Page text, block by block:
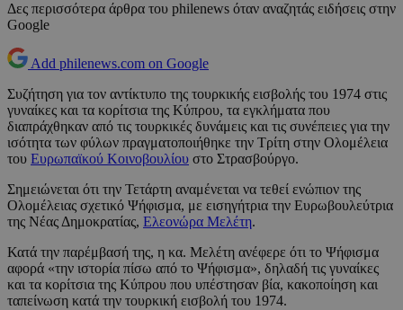
Δες περισσότερα άρθρα του philenews όταν αναζητάς ειδήσεις στην
Google
Add philenews.com on Google
Συζήτηση για τον αντίκτυπο της τουρκικής εισβολής του 1974 στις
γυναίκες και τα κορίτσια της Κύπρου, τα εγκλήματα που
διαπράχθηκαν από τις τουρκικές δυνάμεις και τις συνέπειες για την
ισότητα των φύλων πραγματοποιήθηκε την Τρίτη στην Ολομέλεια
του Ευρωπαϊκού Κοινοβουλίου στο Στρασβούργο.
Σημειώνεται ότι την Τετάρτη αναμένεται να τεθεί ενώπιον της
Ολομέλειας σχετικό Ψήφισμα, με εισηγήτρια την Ευρωβουλεύτρια
της Νέας Δημοκρατίας, Ελεονώρα Μελέτη.
Κατά την παρέμβασή της, η κα. Μελέτη ανέφερε ότι το Ψήφισμα
αφορά «την ιστορία πίσω από το Ψήφισμα», δηλαδή τις γυναίκες
και τα κορίτσια της Κύπρου που υπέστησαν βία, κακοποίηση και
ταπείνωση κατά την τουρκική εισβολή του 1974.